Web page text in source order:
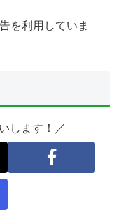
を利用していま
します！／